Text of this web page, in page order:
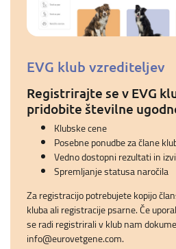
EVG klub vzrediteljev
Registrirajte se v EVG
pridobite številne
Klubske cene
Posebne ponudbe za člane
Vedno dostopni rezultati in
Spremljanje statusa naročila
Za registracijo potrebujete kopijo
kluba ali registracije psarne. Če
se radi registrirali v klub nam
info@eurovetgene.com.